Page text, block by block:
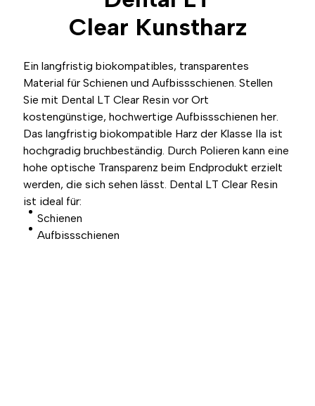
Clear Kunstharz
Ein langfristig biokompatibles, transparentes
Material für Schienen und Aufbissschienen. Stellen
Sie mit Dental LT Clear Resin vor Ort
kostengünstige, hochwertige Aufbissschienen her.
Das langfristig biokompatible Harz der Klasse IIa ist
hochgradig bruchbeständig. Durch Polieren kann eine
hohe optische Transparenz beim Endprodukt erzielt
werden, die sich sehen lässt. Dental LT Clear Resin
ist ideal für:
Schienen
Aufbissschienen